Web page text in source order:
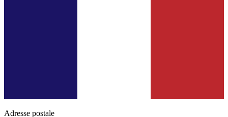
Adresse postale